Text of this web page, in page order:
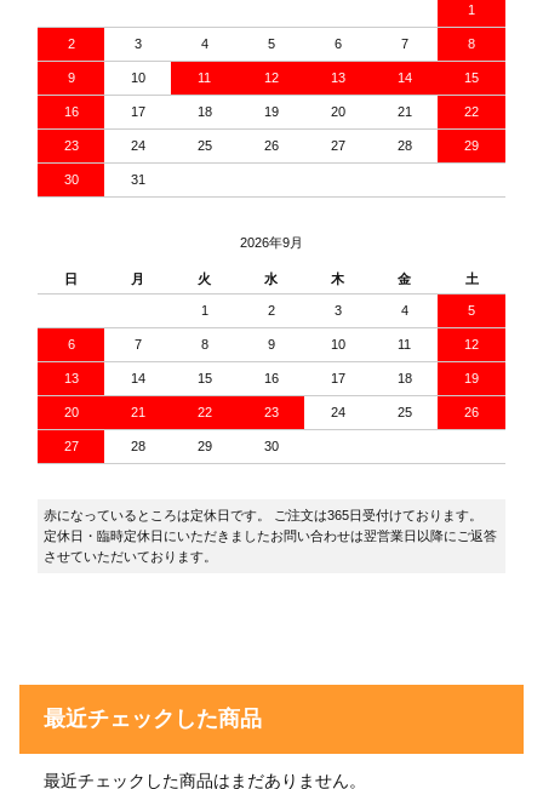
1
2 3 4 5 6 7 8
9 10 11 12 13 14 15
16 17 18 19 20 21 22
23 24 25 26 27 28 29
30 31
2026年9月
日 月 火 水 木 金 土
1 2 3 4 5
6 7 8 9 10 11 12
13 14 15 16 17 18 19
20 21 22 23 24 25 26
27 28 29 30
赤になっているところは定休日です。 ご注文は365日受付けております。
定休日・臨時定休日にいただきましたお問い合わせは翌営業日以降にご返答
させていただいております。
最近チェックした商品
最近チェックした商品はまだありません。